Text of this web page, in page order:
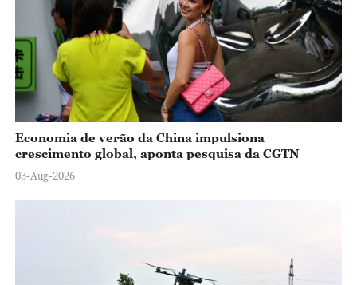
Economia de verão da China impulsiona
crescimento global, aponta pesquisa da CGTN
03-Aug-2026